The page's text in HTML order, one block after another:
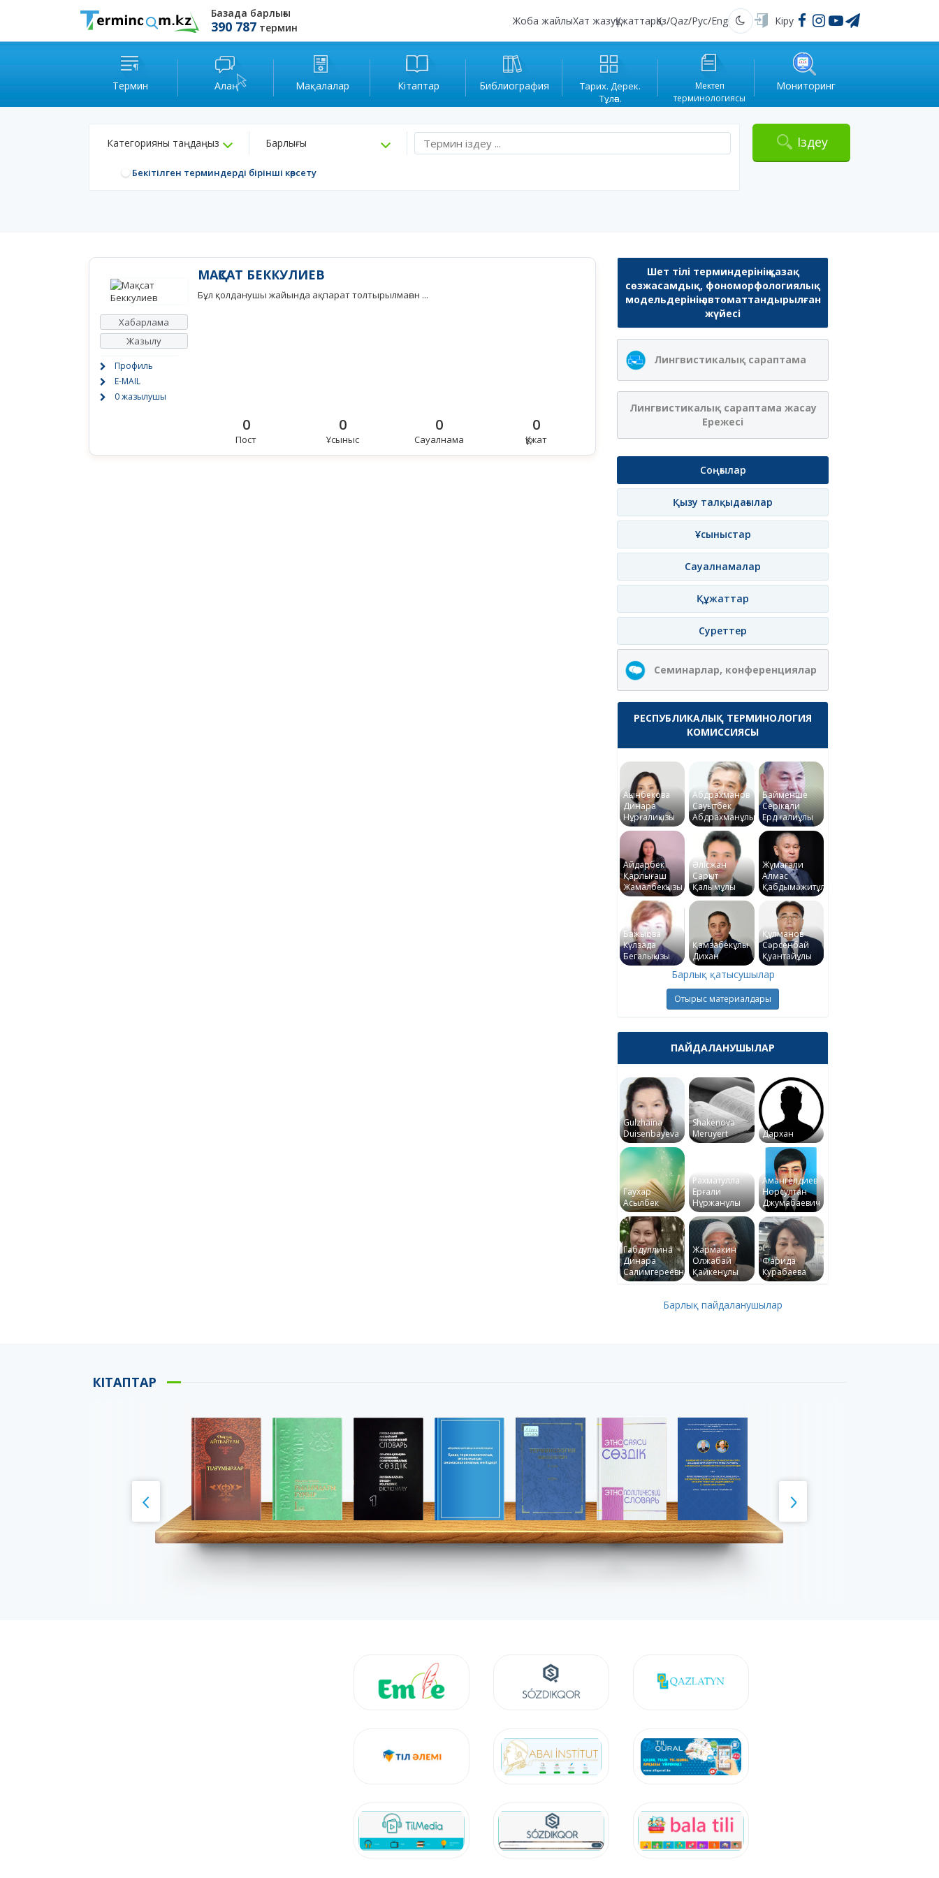
Базада барлығы
390 787 термин
Жоба жайлыХат жазуҚұжаттарҚаз/Qaz/Рус/Eng Қараңғы Кіру
Термин Алаң Мақалалар Кітаптар Библиография
Тарих. Дерек.
Тұлға.
Мектеп
терминологиясы
Мониторинг
Категорияны таңдаңыз Барлығы
Бекітілген терминдерді бірінші көрсету
Іздеу
Хабарлама
Жазылу
Профиль
E-MAIL
0 жазылушы
МАҚСАТ БЕККУЛИЕВ
Бұл қолданушы жайында ақпарат толтырылмаған ...
0
Пост
0
Ұсыныс
0
Сауалнама
0
Құжат
Шет тілі терминдерінің қазақ
сөзжасамдық, фономорфологиялық
модельдерінің автоматтандырылған
жүйесі
Лингвистикалық сараптама
Лингвистикалық сараптама жасау
Ережесі
Соңғылар
Қызу талқыдағылар
Ұсыныстар
Сауалнамалар
Құжаттар
Суреттер
Семинарлар, конференциялар
РЕСПУБЛИКАЛЫҚ ТЕРМИНОЛОГИЯ
КОМИССИЯСЫ
Ақынбекова
Динара
Нұрғалиқызы
Абдрахманов
Сауытбек
Абдрахманұлы
Байменше
Серікқали
Ердіғалиұлы
Айдарбек
Қарлығаш
Жамалбекқызы
Әлісжан
Сарқыт
Қалымұлы
Жұмағали
Алмас
Қабдымәжитұлы
Бажықова
Күлзада
Бегалықызы
Қамзабекұлы
Дихан
Құлманов
Сәрсенбай
Қуантайұлы
Барлық қатысушылар
Отырыс материалдары
ПАЙДАЛАНУШЫЛАР
Gulzhaina
Duisenbayeva
Shakenova
Meruyert
Дархан
Гаухар
Асылбек
Рахматулла
Ерғали
Нұржанұлы
Амангелдиев
Норсултан
Джумабаевич
Габдуллина
Динара
Салимгереевна
Жармакин
Олжабай
Қайкенұлы
Фарида
Курабаева
Барлық пайдаланушылар
КІТАПТАР